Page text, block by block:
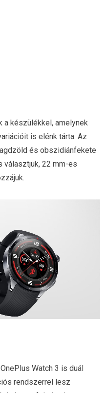
készülékkel, amelynek
is elénk tárta. Az
és obszidiánfekete
választjuk, 22 mm-es
Watch 3 is duál
rendszerrel lesz